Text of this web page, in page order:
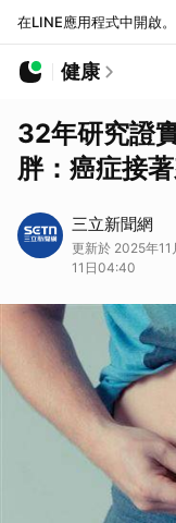
在LINE應用程式中開啟。
健康
32年研究證
胖：癌症接
三立新聞網
更新於 2025年
11日04:40